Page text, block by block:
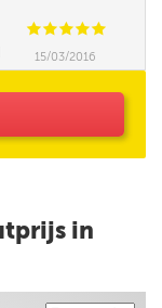
CCCCC
15/03/2016
in